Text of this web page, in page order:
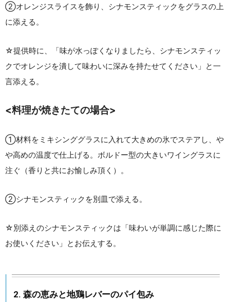
②オレンジスライスを飾り、シナモンスティックをグラスの上
に添える。
☆提供時に、「味が水っぽくなりましたら、シナモンスティッ
クでオレンジを潰して味わいに深みを持たせてください」と一
言添える。
<料理が焼きたての場合>
①材料をミキシンググラスに入れて大きめの氷でステアし、や
や高めの温度で仕上げる。ボルドー型の大きいワイングラスに
注ぐ（香りと共にお愉しみ頂く）。
②シナモンスティックを別皿で添える。
☆別添えのシナモンスティックは「味わいが単調に感じた際に
お使いください」とお伝えする。
2. 森の恵みと地鶏レバーのパイ包み